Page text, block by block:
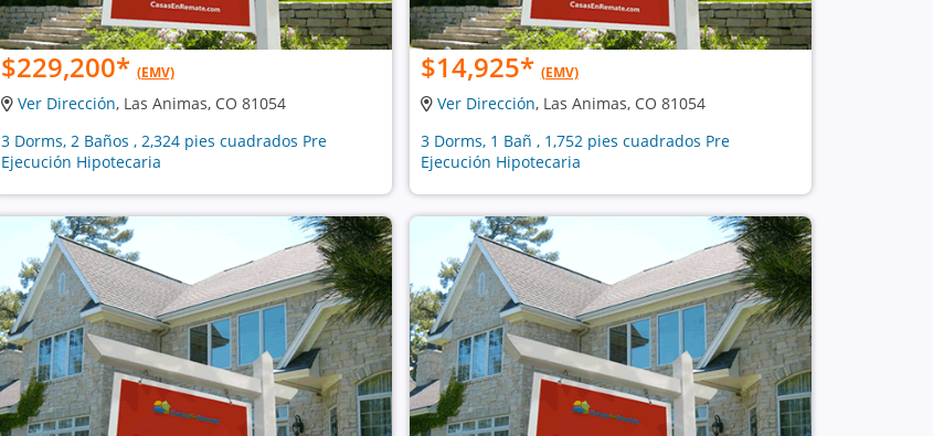
$229,200* (EMV)
Ver Dirección, Las Animas, CO 81054
3 Dorms, 2 Baños , 2,324 pies cuadrados Pre
Ejecución Hipotecaria
$14,925* (EMV)
Ver Dirección, Las Animas, CO 81054
3 Dorms, 1 Bañ , 1,752 pies cuadrados Pre
Ejecución Hipotecaria